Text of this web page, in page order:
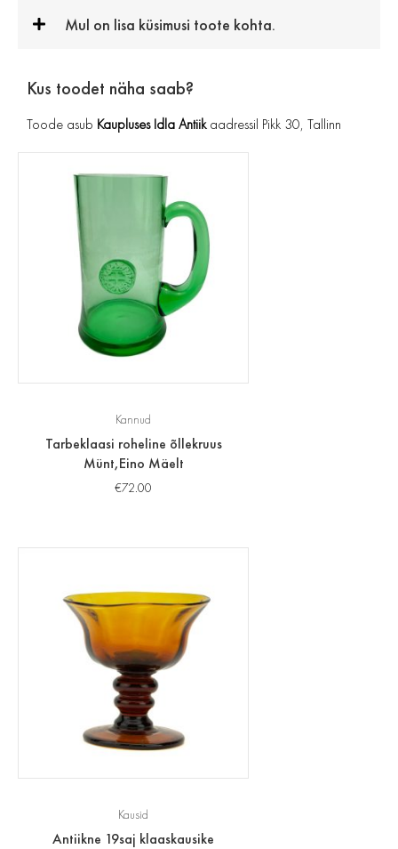
Mul on lisa küsimusi toote kohta.
Kus toodet näha saab?
Toode asub Kaupluses Idla Antiikaadressil Pikk 30, Tallinn
Kannud
Tarbeklaasi roheline õllekruus
Münt,Eino Mäelt
€72.00
Kausid
Antiikne 19saj klaaskausike